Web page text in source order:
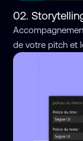
02.
de votre pitch et